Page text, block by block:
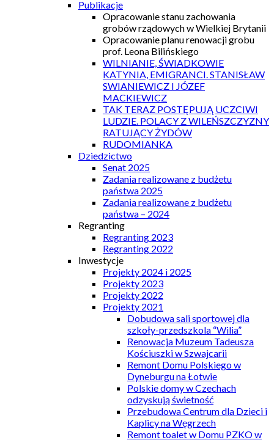
Publikacje
Opracowanie stanu zachowania
grobów rządowych w Wielkiej Brytanii
Opracowanie planu renowacji grobu
prof. Leona Bilińskiego
WILNIANIE, ŚWIADKOWIE
KATYNIA, EMIGRANCI. STANISŁAW
SWIANIEWICZ I JÓZEF
MACKIEWICZ
TAK TERAZ POSTĘPUJĄ UCZCIWI
LUDZIE. POLACY Z WILEŃSZCZYZNY
RATUJĄCY ŻYDÓW
RUDOMIANKA
Dziedzictwo
Senat 2025
Zadania realizowane z budżetu
państwa 2025
Zadania realizowane z budżetu
państwa – 2024
Regranting
Regranting 2023
Regranting 2022
Inwestycje
Projekty 2024 i 2025
Projekty 2023
Projekty 2022
Projekty 2021
Dobudowa sali sportowej dla
szkoły-przedszkola “Wilia”
Renowacja Muzeum Tadeusza
Kościuszki w Szwajcarii
Remont Domu Polskiego w
Dyneburgu na Łotwie
Polskie domy w Czechach
odzyskują świetność
Przebudowa Centrum dla Dzieci i
Kaplicy na Węgrzech
Remont toalet w Domu PZKO w